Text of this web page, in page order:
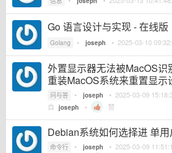
Go 语言设计与实现 - 在线版
Golang • joseph • 2025-03-10
外置显示器无法被MacOS识
重装MacOS系统来重置显示
问与答 • joseph • 2025-03-09
自 joseph • 赞
Debian系统如何选择进 单用
命令行 • joseph • 2025-03-09